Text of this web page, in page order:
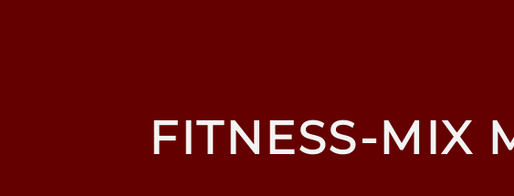
FITNESS-MIX